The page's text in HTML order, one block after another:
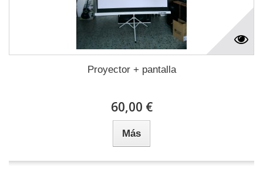
Proyector + pantalla
60,00 €
Más